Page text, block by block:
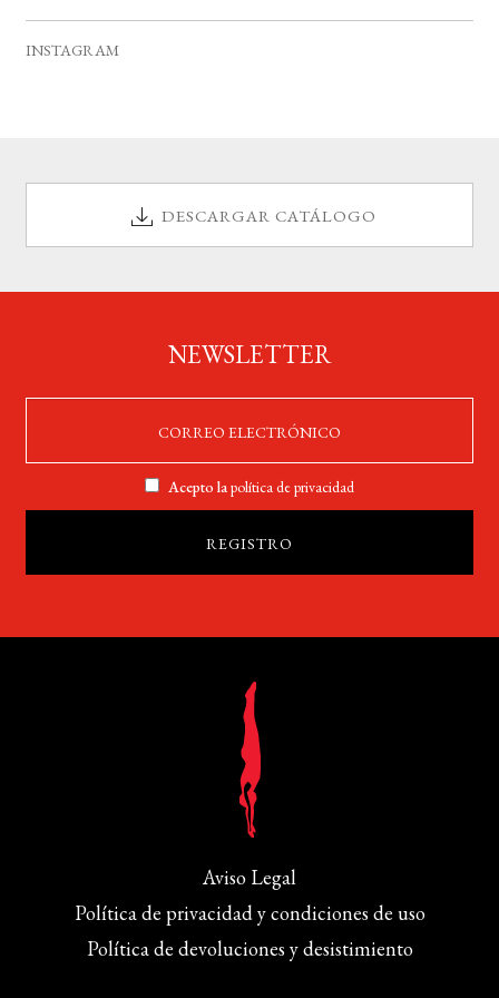
e
INSTAGRAM
DESCARGAR CATÁLOGO
NEWSLETTER
Acepto lapolítica de privacidad
Aviso Legal
Política de privacidad y condiciones de uso
Política de devoluciones y desistimiento